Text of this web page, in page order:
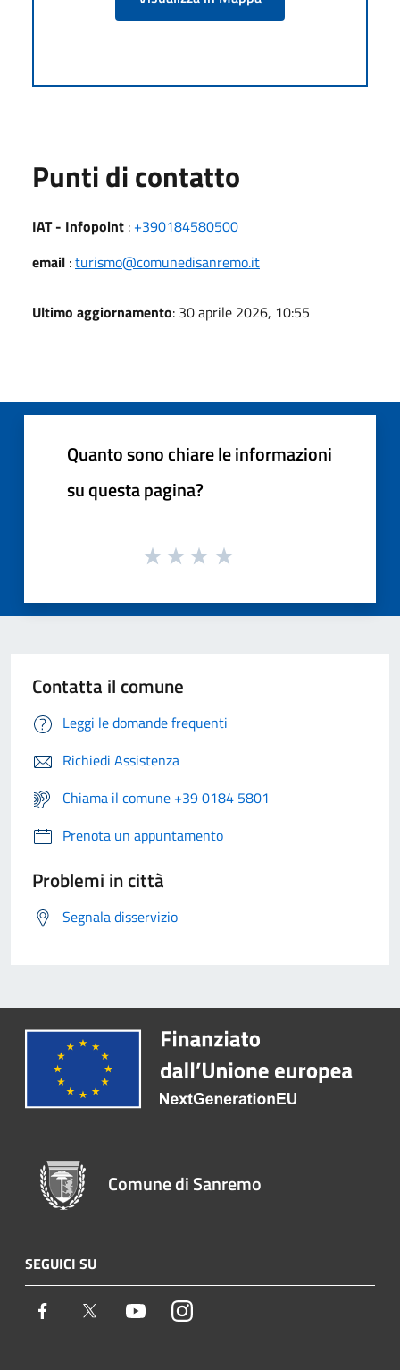
Punti di contatto
IAT - Infopoint : +390184580500
email :turismo@comunedisanremo.it
Ultimo aggiornamento: 30 aprile 2026, 10:55
Quanto sono chiare le informazioni
su questa pagina?
Contatta il comune
Leggi le domande frequenti
Richiedi Assistenza
Chiama il comune +39 0184 5801
Prenota un appuntamento
Problemi in città
Segnala disservizio
Comune di Sanremo
SEGUICI SU
Facebook Twitter YoutubeInstagram